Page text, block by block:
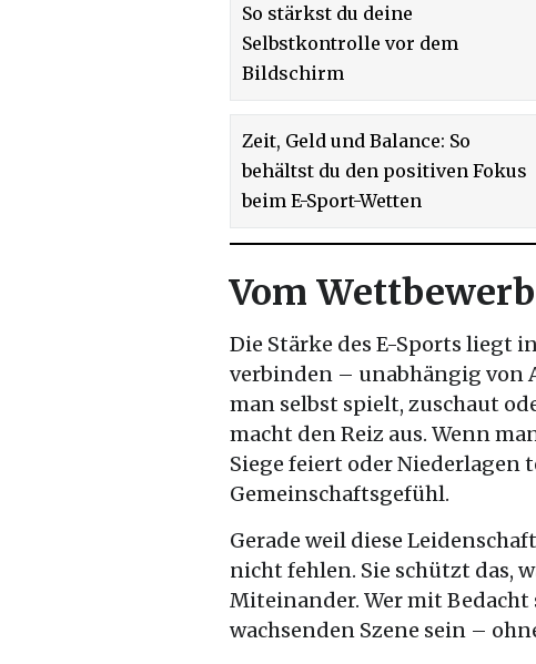
So stärkst du deine
Selbstkontrolle vor dem
Bildschirm
Zeit, Geld und Balance: So
behältst du den positiven Fokus
beim E-Sport-Wetten
Vom
Die Stärke des E-Sports liegt
verbinden – unabhängig von
man selbst spielt, zuschaut
macht den Reiz aus. Wenn
Siege feiert oder Niederlagen
Gemeinschaftsgefühl.
Gerade weil diese
nicht fehlen. Sie schützt das,
Miteinander. Wer mit
wachsenden Szene sein –